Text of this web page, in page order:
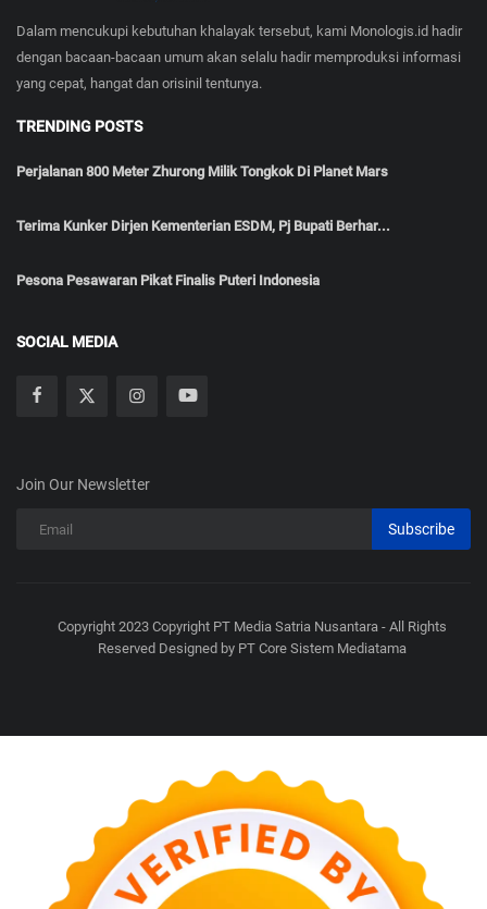
Dalam mencukupi kebutuhan khalayak tersebut, kami Monologis.id hadir
dengan bacaan-bacaan umum akan selalu hadir memproduksi informasi
yang cepat, hangat dan orisinil tentunya.
TRENDING POSTS
Perjalanan 800 Meter Zhurong Milik Tongkok Di Planet Mars
Terima Kunker Dirjen Kementerian ESDM, Pj Bupati Berhar...
Pesona Pesawaran Pikat Finalis Puteri Indonesia
SOCIAL MEDIA
Join Our Newsletter
Subscribe
Copyright 2023 Copyright PT Media Satria Nusantara - All Rights
Reserved Designed by PT Core Sistem Mediatama